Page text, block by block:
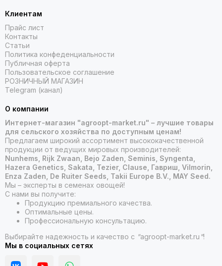
Клиентам
Прайс лист
Контакты
Статьи
Политика конфеденциальности
Публичная оферта
Пользовательское соглашение
РОЗНИЧНЫЙ МАГАЗИН
Telegram (канал)
О компании
Интернет-магазин "agroopt-market.ru" – лучшие товары
для сельского хозяйства по доступным ценам!
Предлагаем широкий ассортимент высококачественной
продукции от ведущих мировых производителей:
Nunhems, Rijk Zwaan, Bejo Zaden, Seminis, Syngenta,
Hazera Genetics, Sakata, Tezier, Clause, Гавриш, Vilmorin,
Enza Zaden, De Ruiter Seeds, Takii Europe B.V., MAY Seed.
Мы – эксперты в семенах овощей!
С нами вы получите:
Продукцию премиального качества.
Оптимальные цены.
Профессиональную консультацию.
Выбирайте надежность и качество с "agroopt-market.ru "!
Мы в социальных сетях